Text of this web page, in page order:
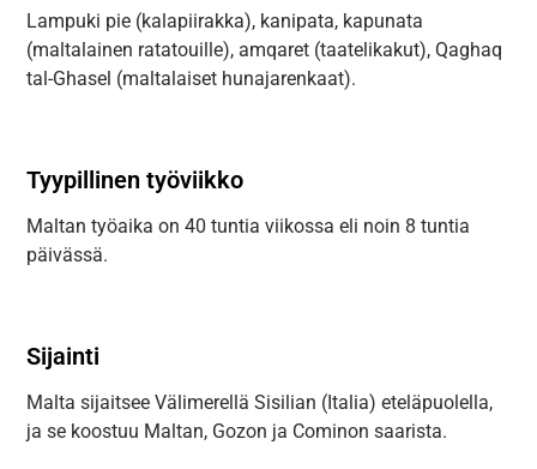
Lampuki pie (kalapiirakka), kanipata, kapunata
(maltalainen ratatouille), amqaret (taatelikakut), Qaghaq
tal-Ghasel (maltalaiset hunajarenkaat).
Tyypillinen työviikko
Maltan työaika on 40 tuntia viikossa eli noin 8 tuntia
päivässä.
Sijainti
Malta sijaitsee Välimerellä Sisilian (Italia) eteläpuolella,
ja se koostuu Maltan, Gozon ja Cominon saarista.